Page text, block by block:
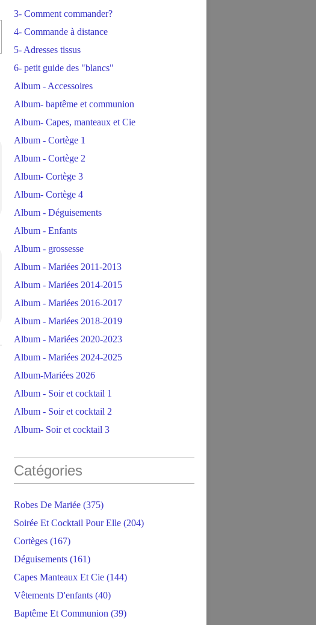
3- Comment commander?
4- Commande à distance
5- Adresses tissus
6- petit guide des "blancs"
Album - Accessoires
Album- baptême et communion
Album- Capes, manteaux et Cie
Album - Cortège 1
Album - Cortège 2
Album- Cortège 3
Album- Cortège 4
Album - Déguisements
Album - Enfants
Album - grossesse
Album - Mariées 2011-2013
Album - Mariées 2014-2015
Album - Mariées 2016-2017
Album - Mariées 2018-2019
Album - Mariées 2020-2023
Album - Mariées 2024-2025
Album-Mariées 2026
Album - Soir et cocktail 1
Album - Soir et cocktail 2
Album- Soir et cocktail 3
Catégories
Robes De Mariée (375)
Soirée Et Cocktail Pour Elle (204)
Cortèges (167)
Déguisements (161)
Capes Manteaux Et Cie (144)
Vêtements D'enfants (40)
Baptême Et Communion (39)